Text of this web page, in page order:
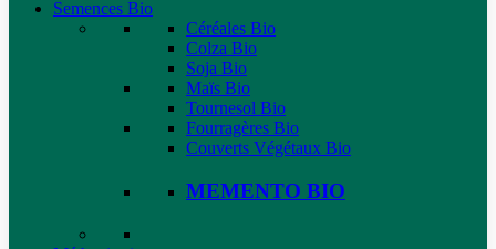
Semences Bio
Céréales Bio
Colza Bio
Soja Bio
Maïs Bio
Tournesol Bio
Fourragères Bio
Couverts Végétaux Bio
MEMENTO BIO